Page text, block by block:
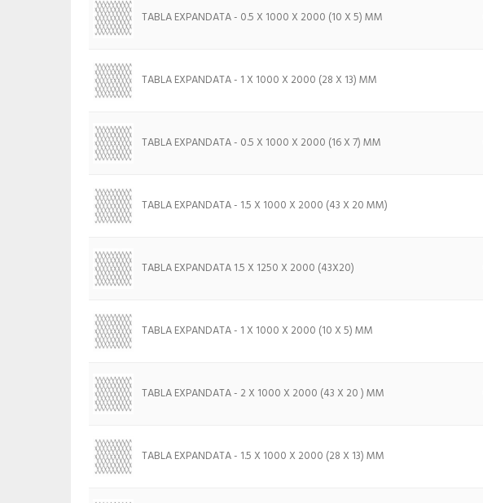
TABLA EXPANDATA - 0.5 X 1000 X 2000 (10 X 5) MM
TABLA EXPANDATA - 1 X 1000 X 2000 (28 X 13) MM
TABLA EXPANDATA - 0.5 X 1000 X 2000 (16 X 7) MM
TABLA EXPANDATA - 1.5 X 1000 X 2000 (43 X 20 MM)
TABLA EXPANDATA 1.5 X 1250 X 2000 (43X20)
TABLA EXPANDATA - 1 X 1000 X 2000 (10 X 5) MM
TABLA EXPANDATA - 2 X 1000 X 2000 (43 X 20 ) MM
TABLA EXPANDATA - 1.5 X 1000 X 2000 (28 X 13) MM